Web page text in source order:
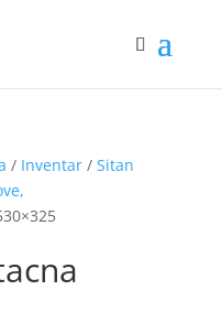
/ Inventar/ Sitan